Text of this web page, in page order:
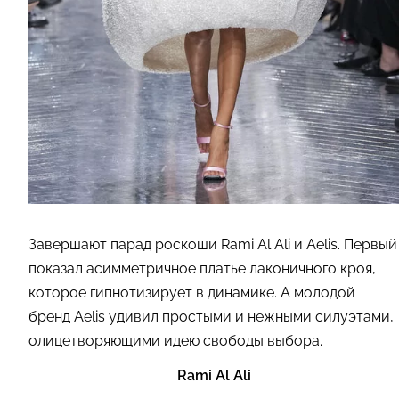
Завершают парад роскоши Rami Al Ali и Aelis. Первый
показал асимметричное платье лаконичного кроя,
которое гипнотизирует в динамике. А молодой
бренд Aelis удивил простыми и нежными силуэтами,
олицетворяющими идею свободы выбора.
Rami Al Ali